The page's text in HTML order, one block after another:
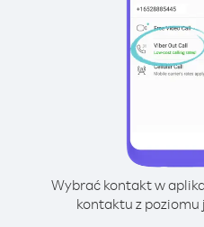
Wybrać kontakt w
kontaktu z